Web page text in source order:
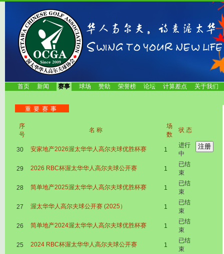
首页 新闻 赛事 球场 赞助 荣誉榜 论坛 计算差点 关于我们
重要赛事
序
号
名称
场
数
状态
30 安家地产2026渥太华华人高尔夫球优胜杯赛 1
进行
中
29 2026 RBC杯渥太华华人高尔夫球公开赛 1
已结
束
28 简单地产2025渥太华华人高尔夫球优胜杯赛 1
已结
束
27 渥太华华人高尔夫球公开赛 (2025） 1
已结
束
26 简单地产2024渥太华华人高尔夫球优胜杯赛 1
已结
束
25 2024 RBC杯渥太华华人高尔夫球公开赛 1
已结
束